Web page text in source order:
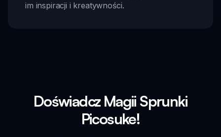
im inspiracji i kreatywności.
Doświadcz Magii Sprunki
Picosuke!